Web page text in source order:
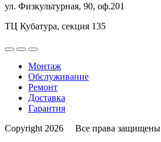
ул. Физкультурная, 90, оф.201
ТЦ Кубатура, секция 135
Монтаж
Обслуживание
Ремонт
Доставка
Гарантия
Copyright 2026 Все права защищены